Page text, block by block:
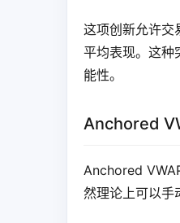
这项创新允许交
平均表现。这种
能性。
Anchored
Anchored
然理论上可以手